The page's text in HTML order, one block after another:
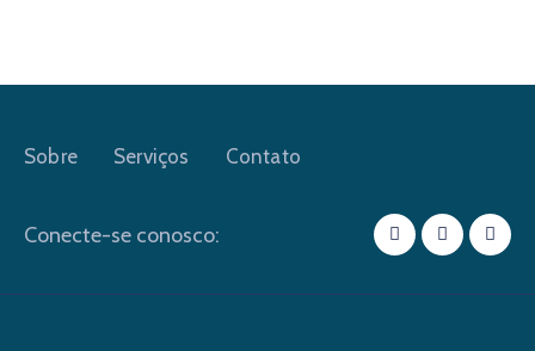
Sobre Serviços Contato
Conecte-se conosco: